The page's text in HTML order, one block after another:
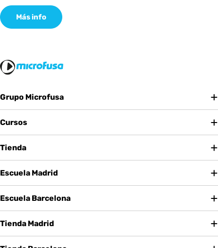
Más info
Grupo Microfusa
Cursos
Tienda
Escuela Madrid
Escuela Barcelona
Tienda Madrid